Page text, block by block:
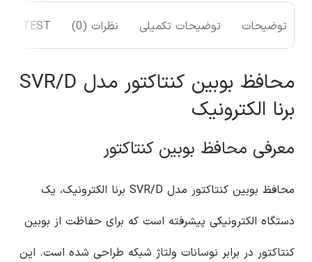
توضیحات توضیحات تکمیلی نظرات (0) TEST
محافظ بوبین کنتاکتور مدل SVR/D
برنا الکترونیک
معرفی محافظ بوبین کنتاکتور
محافظ بوبین کنتاکتور مدل SVR/D برنا الکترونیک، یک
دستگاه الکترونیکی پیشرفته است که برای حفاظت از بوبین
کنتاکتور در برابر نوسانات ولتاژ شبکه طراحی شده است. این